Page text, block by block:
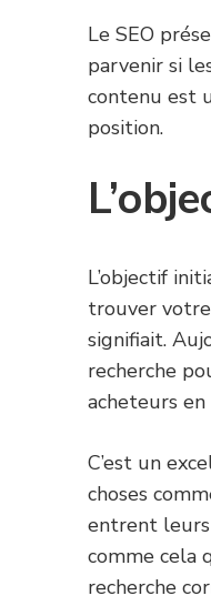
Le SEO
parvenir si
contenu est
position.
L’objectif
trouver votre
signifiait.
recherche
acheteurs
C’est un
choses
entrent leurs
comme cela
recherche